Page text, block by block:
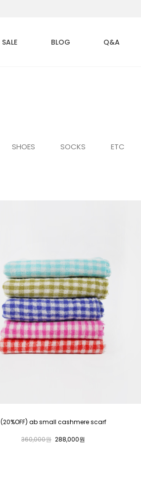
SALE BLOG Q&A
SHOES SOCKS ETC
(20%OFF) ab small cashmere scarf
360,000원 288,000원